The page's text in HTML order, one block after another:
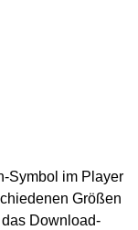
Symbol im Player
Größen
Download-